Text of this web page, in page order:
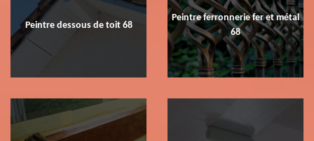
Peintre dessous de toit 68
Peintre ferronnerie fer et métal
68